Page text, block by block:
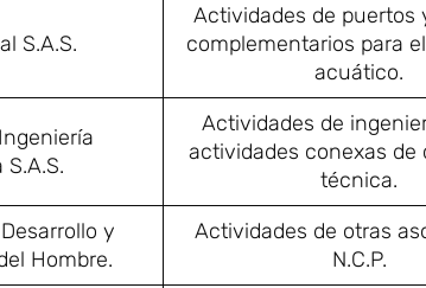
S.A.S.
Actividades de puertos
complementarios para
acuático.
Actividades de
actividades conexas de
técnica.
y
Hombre.
Actividades de otras
N.C.P.